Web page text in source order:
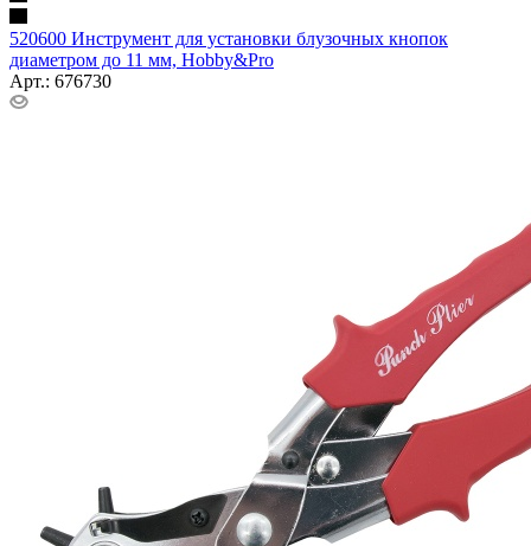
520600 Инструмент для установки блузочных кнопок
диаметром до 11 мм, Hobby&Pro
Арт.: 676730